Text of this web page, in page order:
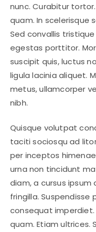
nunc. Curabitur
quam. In scelerisque
Sed convallis
egestas porttitor.
suscipit quis, luctus
ligula lacinia aliquet.
metus, ullamcorper
nibh.
Quisque volutpat
taciti sociosqu ad
per inceptos
urna non tincidunt
diam, a cursus ipsum
fringilla.
consequat imperdiet.
quam. Etiam ultrices.